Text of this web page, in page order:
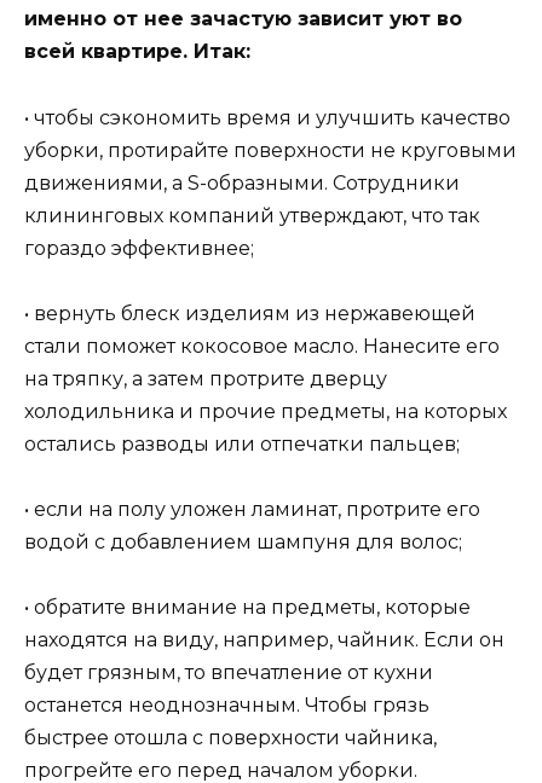
именно от нее зачастую зависит уют во
всей квартире. Итак:
• чтобы сэкономить время и улучшить качество
уборки, протирайте поверхности не круговыми
движениями, а S-образными. Сотрудники
клининговых компаний утверждают, что так
гораздо эффективнее;
• вернуть блеск изделиям из нержавеющей
стали поможет кокосовое масло. Нанесите его
на тряпку, а затем протрите дверцу
холодильника и прочие предметы, на которых
остались разводы или отпечатки пальцев;
• если на полу уложен ламинат, протрите его
водой с добавлением шампуня для волос;
• обратите внимание на предметы, которые
находятся на виду, например, чайник. Если он
будет грязным, то впечатление от кухни
останется неоднозначным. Чтобы грязь
быстрее отошла с поверхности чайника,
прогрейте его перед началом уборки.